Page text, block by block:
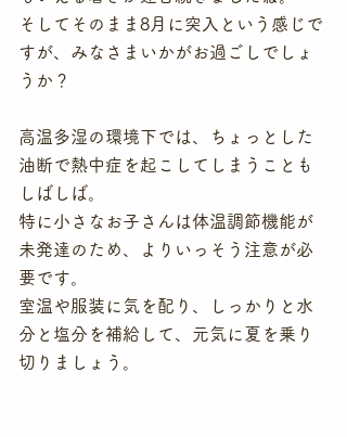
そしてそのまま8月に突入という感じで
すが、みなさまいかがお過ごしでしょ
うか？
高温多湿の環境下では、ちょっとした
油断で熱中症を起こしてしまうことも
しばしば。
特に小さなお子さんは体温調節機能が
未発達のため、よりいっそう注意が必
要です。
室温や服装に気を配り、しっかりと水
分と塩分を補給して、元気に夏を乗り
切りましょう。